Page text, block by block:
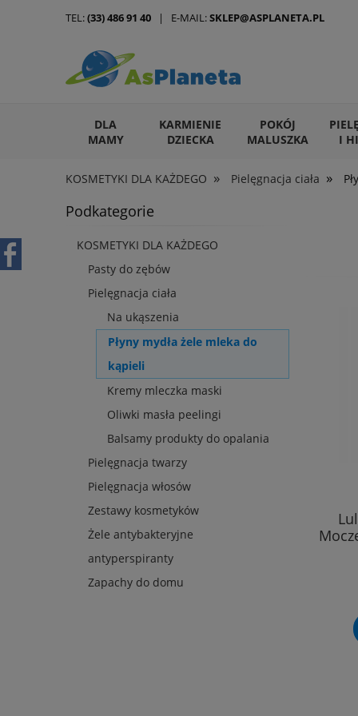
DLA
MAMY
KARMIENIE
DZIECKA
POKÓJ
MALUSZKA
I
ARTYKUŁY DLA ZWIERZĄT
KOSMETYKI DLA KAŻDEGO » Pielęgnacja ciała »
TEL:(33) 486 91 40 | E-MAIL:SKLEP@ASPLANETA.PL
Podkategorie
KOSMETYKI DLA KAŻDEGO
Pasty do zębów
Pielęgnacja ciała
Na ukąszenia
Płyny mydła żele mleka do
kąpieli
Kremy mleczka maski
Oliwki masła peelingi
Balsamy produkty do opalania
Pielęgnacja twarzy
Pielęgnacja włosów
Zestawy kosmetyków
Żele antybakteryjne
antyperspiranty
Zapachy do domu